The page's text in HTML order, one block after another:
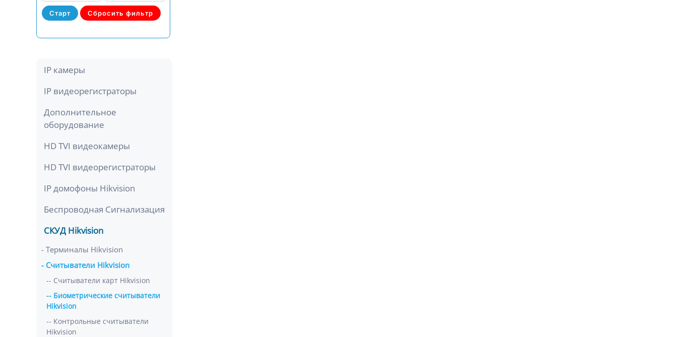
Сбросить фильтр
IP камеры
IP видеорегистраторы
Дополнительное
оборудование
HD TVI видеокамеры
HD TVI видеорегистраторы
IP домофоны Hikvision
Беспроводная Сигнализация
СКУД Hikvision
Терминалы Hikvision
Считыватели Hikvision
Считыватели карт Hikvision
Биометрические считыватели
Hikvision
Контрольные считыватели
Hikvision